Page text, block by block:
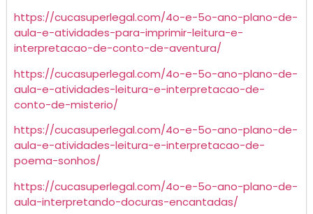
https://cucasuperlegal.com/4o-e-5o-ano-plano-de-
aula-e-atividades-para-imprimir-leitura-e-
interpretacao-de-conto-de-aventura/
https://cucasuperlegal.com/4o-e-5o-ano-plano-de-
aula-e-atividades-leitura-e-interpretacao-de-
conto-de-misterio/
https://cucasuperlegal.com/4o-e-5o-ano-plano-de-
aula-e-atividades-leitura-e-interpretacao-de-
poema-sonhos/
https://cucasuperlegal.com/4o-e-5o-ano-plano-de-
aula-interpretando-docuras-encantadas/